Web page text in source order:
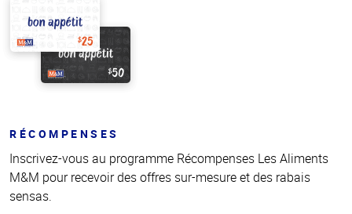
RÉCOMPENSES
Inscrivez-vous au programme Récompenses Les Aliments
M&M pour recevoir des offres sur-mesure et des rabais
sensas.